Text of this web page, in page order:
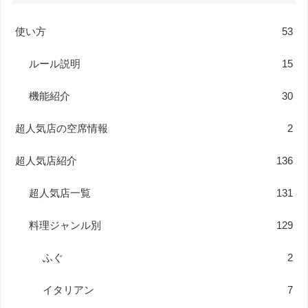
使い方 53
ルール説明 15
機能紹介 30
超人気店の空席情報 2
超人気店紹介 136
超人気店一覧 131
料理ジャンル別 129
ふぐ 2
イタリアン 7